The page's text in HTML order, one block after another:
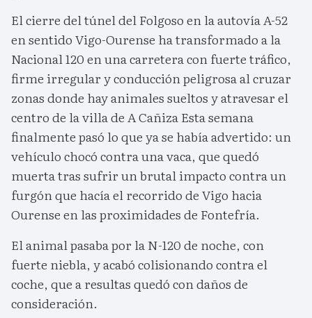
El cierre del túnel del Folgoso en la autovía A-52
en sentido Vigo-Ourense ha transformado a la
Nacional 120 en una carretera con fuerte tráfico,
firme irregular y conducción peligrosa al cruzar
zonas donde hay animales sueltos y atravesar el
centro de la villa de A Cañiza Esta semana
finalmente pasó lo que ya se había advertido: un
vehículo chocó contra una vaca, que quedó
muerta tras sufrir un brutal impacto contra un
furgón que hacía el recorrido de Vigo hacia
Ourense en las proximidades de Fontefría.
El animal pasaba por la N-120 de noche, con
fuerte niebla, y acabó colisionando contra el
coche, que a resultas quedó con daños de
consideración.